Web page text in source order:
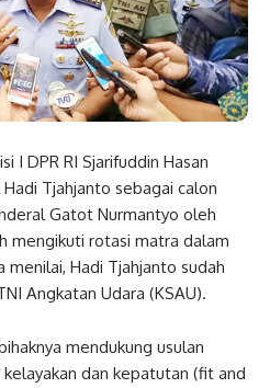
I DPR RI Sjarifuddin Hasan
Tjahjanto sebagai calon
Gatot Nurmantyo oleh
mengikuti rotasi matra dalam
menilai, Hadi Tjahjanto sudah
Angkatan Udara (KSAU).
mendukung usulan
dan kepatutan (fit and